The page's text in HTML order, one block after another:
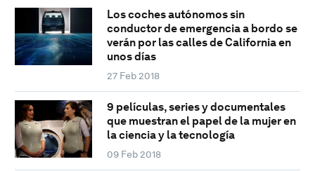
Los coches autónomos sin
conductor de emergencia a bordo se
verán por las calles de California en
unos días
27 Feb 2018
9 películas, series y documentales
que muestran el papel de la mujer en
la ciencia y la tecnología
09 Feb 2018